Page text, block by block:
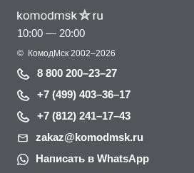
10:00 — 20:00
© КомодМск 2002–2026
8 800 200–23–27
+7 (499) 403–36–17
+7 (812) 241–17–43
zakaz@komodmsk.ru
Написать в WhatsApp